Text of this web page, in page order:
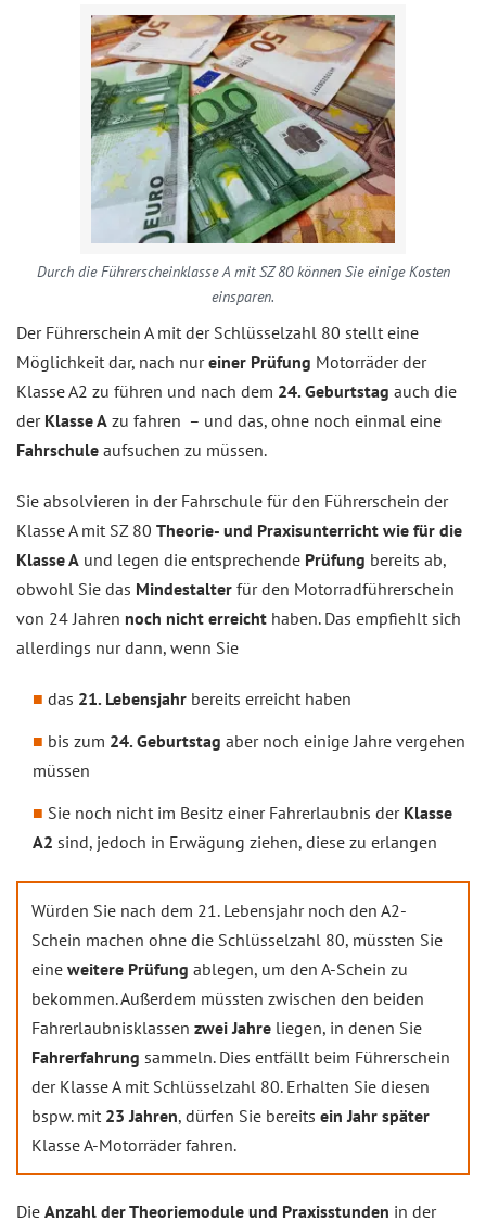
Durch die Führerscheinklasse A mit SZ 80 können Sie einige Kosten
einsparen.
Der Führerschein A mit der Schlüsselzahl 80 stellt eine
Möglichkeit dar, nach nureiner Prüfung Motorräder der
Klasse A2 zu führen und nach dem 24. Geburtstag auch die
der Klasse A zu fahren – und das, ohne noch einmal eine
Fahrschule aufsuchen zu müssen.
Sie absolvieren in der Fahrschule für den Führerschein der
Klasse A mit SZ 80 Theorie- und Praxisunterricht wie für die
Klasse A und legen die entsprechende Prüfung bereits ab,
obwohl Sie das Mindestalter für den Motorradführerschein
von 24 Jahren noch nicht erreicht haben. Das empfiehlt sich
allerdings nur dann, wenn Sie
das 21. Lebensjahr bereits erreicht haben
bis zum 24. Geburtstag aber noch einige Jahre vergehen
müssen
Sie noch nicht im Besitz einer Fahrerlaubnis der Klasse
A2 sind, jedoch in Erwägung ziehen, diese zu erlangen
Würden Sie nach dem 21. Lebensjahr noch den A2-
Schein machen ohne die Schlüsselzahl 80, müssten Sie
eine weitere Prüfung ablegen, um den A-Schein zu
bekommen. Außerdem müssten zwischen den beiden
Fahrerlaubnisklassen zwei Jahre liegen, in denen Sie
Fahrerfahrung sammeln. Dies entfällt beim Führerschein
der Klasse A mit Schlüsselzahl 80. Erhalten Sie diesen
bspw. mit 23 Jahren, dürfen Sie bereits ein Jahr später
Klasse A-Motorräder fahren.
Die Anzahl der Theoriemodule und Praxisstunden in der